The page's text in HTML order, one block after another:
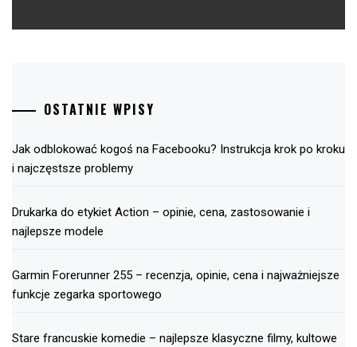
OSTATNIE WPISY
Jak odblokować kogoś na Facebooku? Instrukcja krok po kroku
i najczęstsze problemy
Drukarka do etykiet Action – opinie, cena, zastosowanie i
najlepsze modele
Garmin Forerunner 255 – recenzja, opinie, cena i najważniejsze
funkcje zegarka sportowego
Stare francuskie komedie – najlepsze klasyczne filmy, kultowe